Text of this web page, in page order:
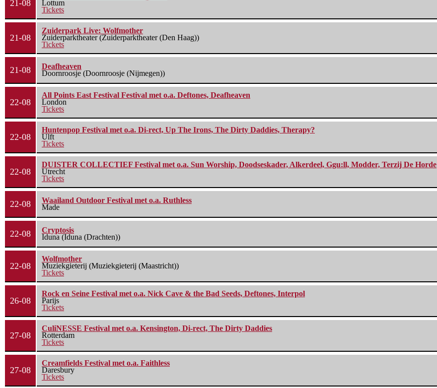
21-08
Lottum
Tickets
21-08
Zuiderpark Live: Wolfmother
Zuiderparktheater (Zuiderparktheater (Den Haag))
Tickets
21-08
Deafheaven
Doornroosje (Doornroosje (Nijmegen))
22-08
All Points East Festival Festival met o.a. Deftones, Deafheaven
London
Tickets
22-08
Huntenpop Festival met o.a. Di-rect, Up The Irons, The Dirty Daddies, Therapy?
Ulft
Tickets
22-08
DUISTER COLLECTIEF Festival met o.a. Sun Worship, Doodseskader, Alkerdeel, Ggu:ll, Modder, Terzij De Horde
Utrecht
Tickets
22-08
Waailand Outdoor Festival met o.a. Ruthless
Made
22-08
Cryptosis
Iduna (Iduna (Drachten))
22-08
Wolfmother
Muziekgieterij (Muziekgieterij (Maastricht))
Tickets
26-08
Rock en Seine Festival met o.a. Nick Cave & the Bad Seeds, Deftones, Interpol
Parijs
Tickets
27-08
CuliNESSE Festival met o.a. Kensington, Di-rect, The Dirty Daddies
Rotterdam
Tickets
27-08
Creamfields Festival met o.a. Faithless
Daresbury
Tickets